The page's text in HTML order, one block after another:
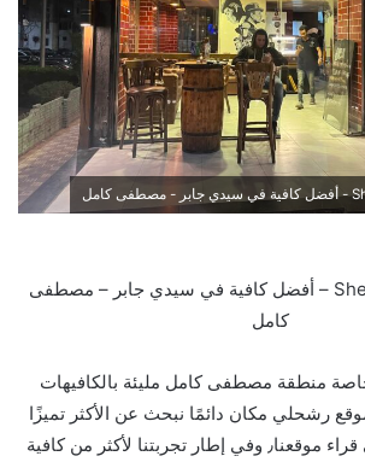
Shelby brothers cafe – أفضل كافية في سيدي جابر – مصطفى
كامل
منطقة مصطفى كامل مليئة بالكافيهات
رشحلي مكان دائمًا نبحث عن الأكثر تميزًا
بينهم كي نُقدمها إلى قراء موقعنا٫ وفي إطار تجربتنا لأكثر من كافية